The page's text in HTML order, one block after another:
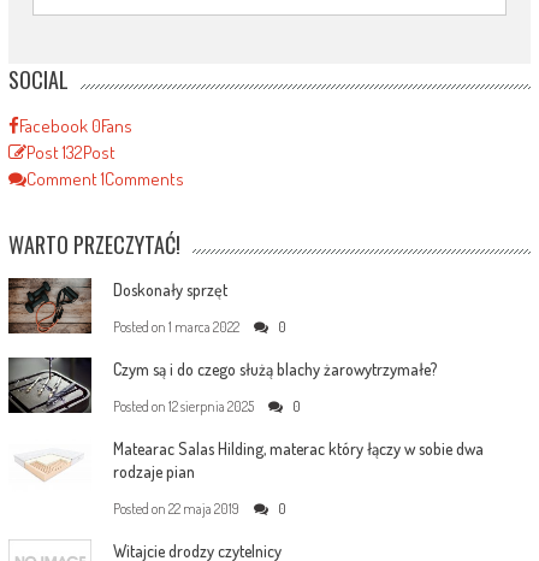
SOCIAL
Facebook 0Fans
Post132Post
Comment1Comments
WARTO PRZECZYTAĆ!
Doskonały sprzęt
Posted on 1 marca 2022 0
Czym są i do czego służą blachy żarowytrzymałe?
Posted on 12 sierpnia 2025 0
Matearac Salas Hilding, materac który łączy w sobie dwa
rodzaje pian
Posted on 22 maja 2019 0
Witajcie drodzy czytelnicy